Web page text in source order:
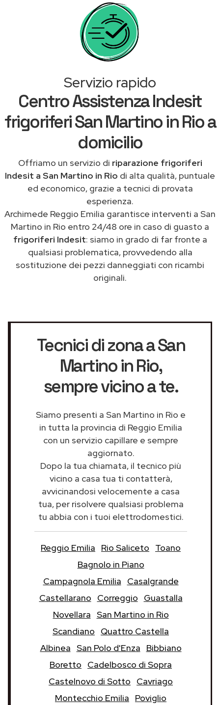
Servizio rapido
Centro Assistenza Indesit
frigoriferi San Martino in Rio a
domicilio
Offriamo un servizio di riparazione frigoriferi
Indesit a San Martino in Rio di alta qualità, puntuale
ed economico, grazie a tecnici di provata
esperienza.
Archimede Reggio Emilia garantisce interventi a San
Martino in Rio entro 24/48 ore in caso di guasto a
frigoriferi Indesit: siamo in grado di far fronte a
qualsiasi problematica, provvedendo alla
sostituzione dei pezzi danneggiati con ricambi
originali.
Tecnici di zona a San
Martino in Rio,
sempre vicino a te.
Siamo presenti a San Martino in Rio e
in tutta la provincia di Reggio Emilia
con un servizio capillare e sempre
aggiornato.
Dopo la tua chiamata, il tecnico più
vicino a casa tua ti contatterà,
avvicinandosi velocemente a casa
tua, per risolvere qualsiasi problema
tu abbia con i tuoi elettrodomestici.
Reggio Emilia Rio Saliceto
Toano
Bagnolo in Piano
Campagnola Emilia
Casalgrande
Castellarano
Correggio
Guastalla
Novellara San Martino in Rio
Scandiano
Quattro Castella
Albinea San Polo d'Enza
Bibbiano
Boretto
Cadelbosco di Sopra
Castelnovo di Sotto
Cavriago
Montecchio Emilia
Poviglio